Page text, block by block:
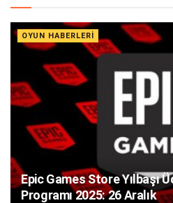
OYUN HABERLERI
Epic Games Store Yılbaşı
Programı 2025: 26 Aralık